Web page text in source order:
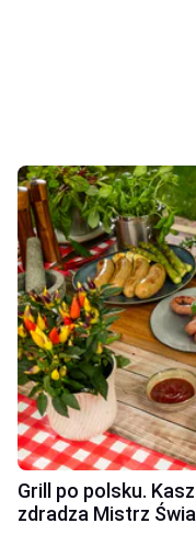
Grill po polsku.
zdradza Mistrz